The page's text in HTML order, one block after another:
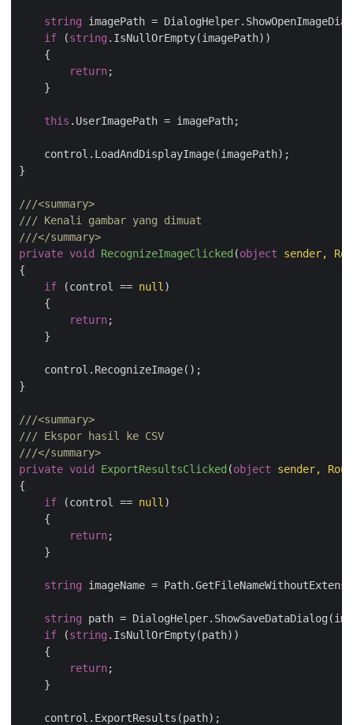
string imagePath =
if (string .IsNullOrEmpty(imagePath))
    {
return;
    }
this .UserImagePath = imagePath;
    control.LoadAndDisplayImage(imagePath);
}
///<summary>
/// Kenali gambar yang dimuat
///</summary>
private void RecognizeImageClicked (object sender,
{
if (control == null )
    {
return;
    }
    control.RecognizeImage();
}
///<summary>
/// Ekspor hasil ke CSV
///</summary>
private void ExportResultsClicked (object sender,
{
if (control == null )
    {
return;
    }
string imageName =
string path =
if (string .IsNullOrEmpty(path))
    {
return;
    }
    control.ExportResults(path);